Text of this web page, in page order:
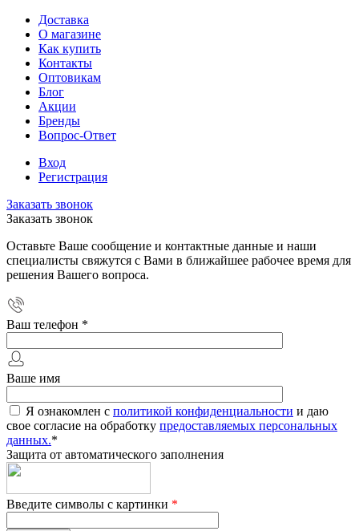
Доставка
О магазине
Как купить
Контакты
Оптовикам
Блог
Акции
Бренды
Вопрос-Ответ
Вход
Регистрация
Заказать звонок
Заказать звонок
Оставьте Ваше сообщение и контактные данные и наши
специалисты свяжутся с Вами в ближайшее рабочее время для
решения Вашего вопроса.
Ваш телефон *
Ваше имя
Я ознакомлен с политикой конфиденциальности и даю
свое согласие на обработку предоставляемых персональных
данных.*
Защита от автоматического заполнения
Введите символы с картинки *